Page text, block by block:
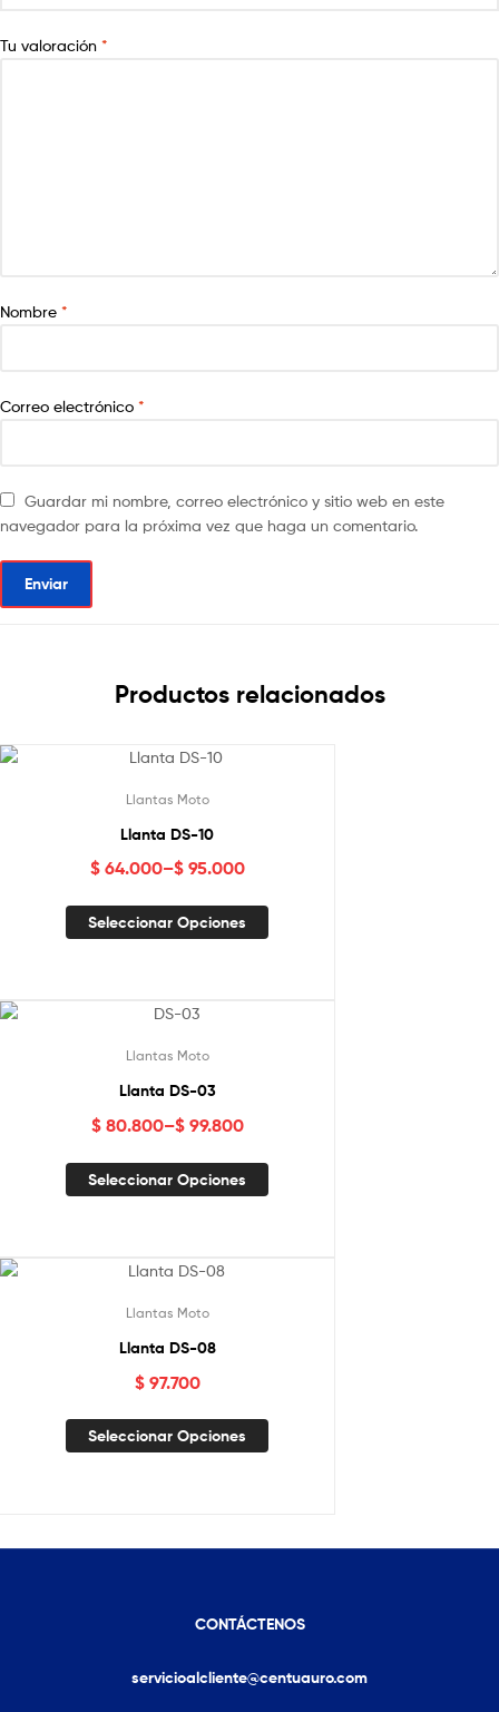
Tu valoración *
Nombre *
Correo electrónico *
Guardar mi nombre, correo electrónico y sitio web en este
navegador para la próxima vez que haga un comentario.
Productos relacionados
Llantas Moto
Llanta DS-10
$64.000–$95.000
Seleccionar Opciones
Llantas Moto
Llanta DS-03
$80.800–$99.800
Seleccionar Opciones
Llantas Moto
Llanta DS-08
$97.700
Seleccionar Opciones
CONTÁCTENOS
servicioalcliente@centuauro.com